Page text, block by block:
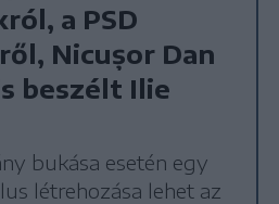
a PSD
Nicușor Dan
beszélt Ilie
bukása esetén egy
létrehozása lehet az